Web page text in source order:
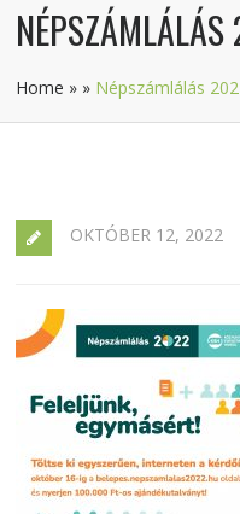
Home » » Népszámlálás
OKTÓBER 12, 2022